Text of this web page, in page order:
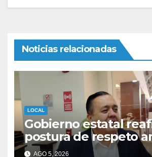
Noticias relacionadas
LOCAL
Gobierno estatal
postura de respeto
estrategia de EE.
AGO 5, 2026